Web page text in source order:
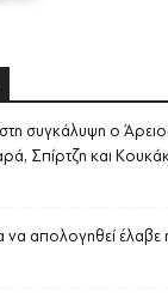
συγκάλυψη ο
Σπίρτζη και
να απολογηθεί